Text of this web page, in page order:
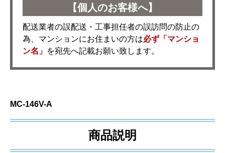
【個人のお客様へ】
配送業者の誤配送・工事担任者の誤訪問の防止の
為、マンションにお住まいの方は必ず「マンショ
ン名」 を宛先へ記載お願い致します。
MC-146V-A
商品説明